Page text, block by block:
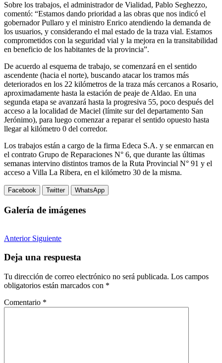
Sobre los trabajos, el administrador de Vialidad, Pablo Seghezzo,
comentó: “Estamos dando prioridad a las obras que nos indicó el
gobernador Pullaro y el ministro Enrico atendiendo la demanda de
los usuarios, y considerando el mal estado de la traza vial. Estamos
comprometidos con la seguridad vial y la mejora en la transitabilidad
en beneficio de los habitantes de la provincia”.
De acuerdo al esquema de trabajo, se comenzará en el sentido
ascendente (hacia el norte), buscando atacar los tramos más
deteriorados en los 22 kilómetros de la traza más cercanos a Rosario,
aproximadamente hasta la estación de peaje de Aldao. En una
segunda etapa se avanzará hasta la progresiva 55, poco después del
acceso a la localidad de Maciel (límite sur del departamento San
Jerónimo), para luego comenzar a reparar el sentido opuesto hasta
llegar al kilómetro 0 del corredor.
Los trabajos están a cargo de la firma Edeca S.A. y se enmarcan en
el contrato Grupo de Reparaciones N° 6, que durante las últimas
semanas intervino distintos tramos de la Ruta Provincial N° 91 y el
acceso a Villa La Ribera, en el kilómetro 30 de la misma.
Facebook Twitter WhatsApp
Galería de imágenes
Anterior Siguiente
Deja una respuesta
Tu dirección de correo electrónico no será publicada. Los campos
obligatorios están marcados con *
Comentario *